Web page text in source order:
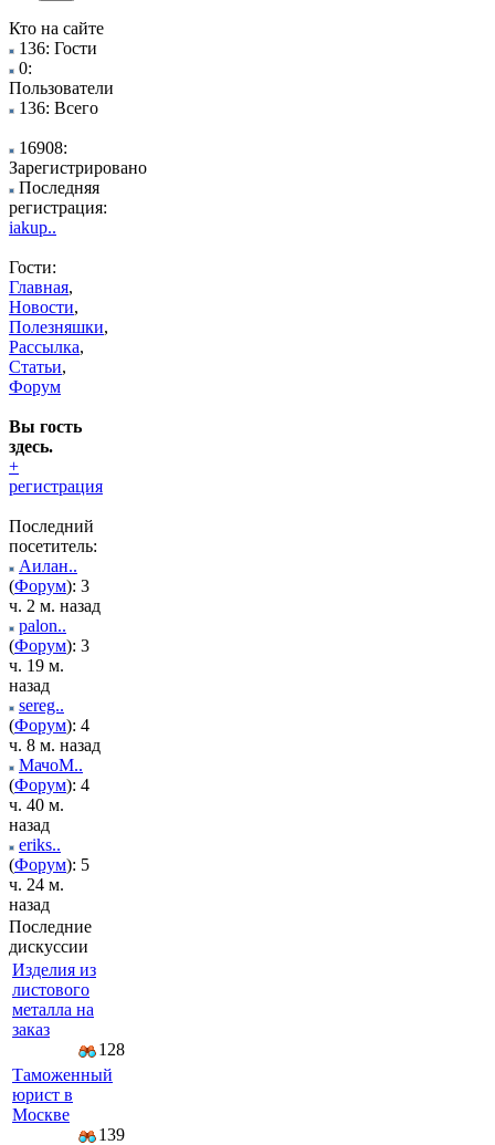
Кто на сайте
136: Гости
0:
Пользователи
136: Всего
16908:
Зарегистрировано
Последняя
регистрация:
iakup..
Гости:
Главная,
Новости,
Полезняшки,
Рассылка,
Статьи,
Форум
Вы гость
здесь.
+
регистрация
Последний
посетитель:
Аилан..
(Форум): 3
ч. 2 м. назад
palon..
(Форум): 3
ч. 19 м.
назад
sereg..
(Форум): 4
ч. 8 м. назад
МачоМ..
(Форум): 4
ч. 40 м.
назад
eriks..
(Форум): 5
ч. 24 м.
назад
Последние
дискуссии
Изделия из
листового
металла на
заказ
128
Таможенный
юрист в
Москве
139